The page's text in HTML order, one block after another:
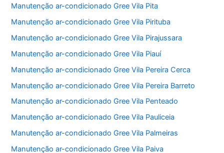
Manutenção ar-condicionado Gree Vila Pita
Manutenção ar-condicionado Gree Vila Pirituba
Manutenção ar-condicionado Gree Vila Pirajussara
Manutenção ar-condicionado Gree Vila Piauí
Manutenção ar-condicionado Gree Vila Pereira Cerca
Manutenção ar-condicionado Gree Vila Pereira Barreto
Manutenção ar-condicionado Gree Vila Penteado
Manutenção ar-condicionado Gree Vila Pauliceia
Manutenção ar-condicionado Gree Vila Palmeiras
Manutenção ar-condicionado Gree Vila Paiva